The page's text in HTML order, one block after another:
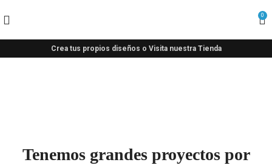
0
Crea tus propios diseños o Visita nuestra Tienda
Tenemos grandes proyectos por